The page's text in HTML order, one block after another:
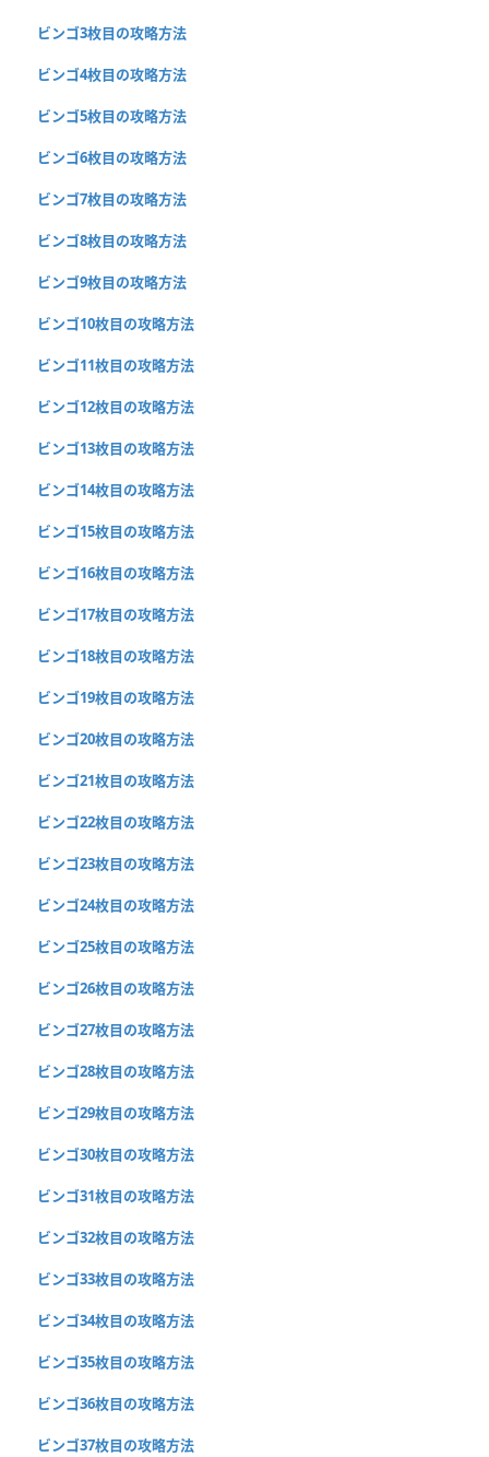
ビンゴ3枚目の攻略方法
ビンゴ4枚目の攻略方法
ビンゴ5枚目の攻略方法
ビンゴ6枚目の攻略方法
ビンゴ7枚目の攻略方法
ビンゴ8枚目の攻略方法
ビンゴ9枚目の攻略方法
ビンゴ10枚目の攻略方法
ビンゴ11枚目の攻略方法
ビンゴ12枚目の攻略方法
ビンゴ13枚目の攻略方法
ビンゴ14枚目の攻略方法
ビンゴ15枚目の攻略方法
ビンゴ16枚目の攻略方法
ビンゴ17枚目の攻略方法
ビンゴ18枚目の攻略方法
ビンゴ19枚目の攻略方法
ビンゴ20枚目の攻略方法
ビンゴ21枚目の攻略方法
ビンゴ22枚目の攻略方法
ビンゴ23枚目の攻略方法
ビンゴ24枚目の攻略方法
ビンゴ25枚目の攻略方法
ビンゴ26枚目の攻略方法
ビンゴ27枚目の攻略方法
ビンゴ28枚目の攻略方法
ビンゴ29枚目の攻略方法
ビンゴ30枚目の攻略方法
ビンゴ31枚目の攻略方法
ビンゴ32枚目の攻略方法
ビンゴ33枚目の攻略方法
ビンゴ34枚目の攻略方法
ビンゴ35枚目の攻略方法
ビンゴ36枚目の攻略方法
ビンゴ37枚目の攻略方法